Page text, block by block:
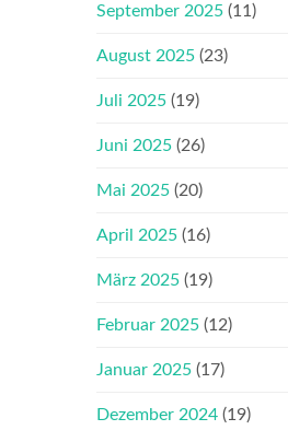
September 2025 (11)
August 2025 (23)
Juli 2025 (19)
Juni 2025 (26)
Mai 2025 (20)
April 2025 (16)
März 2025 (19)
Februar 2025 (12)
Januar 2025 (17)
Dezember 2024 (19)